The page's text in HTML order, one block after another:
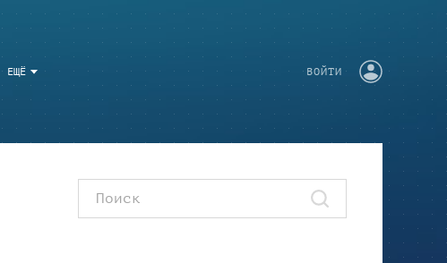
ЕЩЁ ВОЙТИ